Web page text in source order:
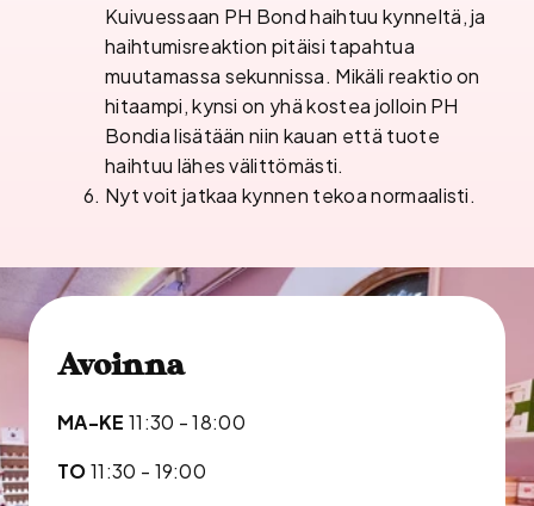
Kuivuessaan PH Bond haihtuu kynneltä, ja
haihtumisreaktion pitäisi tapahtua
muutamassa sekunnissa. Mikäli reaktio on
hitaampi, kynsi on yhä kostea jolloin PH
Bondia lisätään niin kauan että tuote
haihtuu lähes välittömästi.
Nyt voit jatkaa kynnen tekoa normaalisti.
Avoinna
MA-KE 11:30 - 18:00
TO11:30 - 19:00